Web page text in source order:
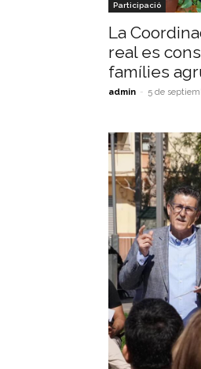
Participació
La
real es
famílies
admin - 5 de